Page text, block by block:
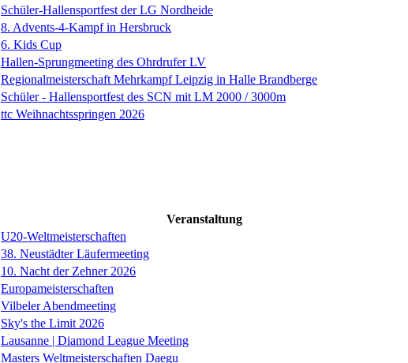
Schüler-Hallensportfest der LG Nordheide
8. Advents-4-Kampf in Hersbruck
6. Kids Cup
Hallen-Sprungmeeting des Ohrdrufer LV
Regionalmeisterschaft Mehrkampf Leipzig in Halle Brandberge
Schüler - Hallensportfest des SCN mit LM 2000 / 3000m
ttc Weihnachtsspringen 2026
Veranstaltung
U20-Weltmeisterschaften
38. Neustädter Läufermeeting
10. Nacht der Zehner 2026
Europameisterschaften
Vilbeler Abendmeeting
Sky's the Limit 2026
Lausanne | Diamond League Meeting
Masters Weltmeisterschaften Daegu